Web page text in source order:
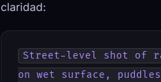
claridad:
Street-level shot of
on wet surface,